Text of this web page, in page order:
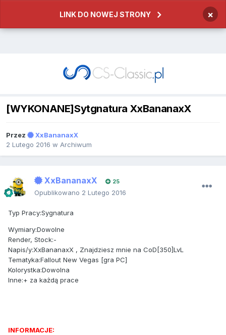
LINK DO NOWEJ STRONY ×
[WYKONANE]Sytgnatura XxBananaxX
Przez
XxBananaxX
2 Lutego 2016 w Archiwum
XxBananaxX 25
Opublikowano 2 Lutego 2016
Typ Pracy:Sygnatura
Wymiary:Dowolne
Render, Stock:-
Napis/y:XxBananaxX , Znajdziesz mnie na CoD[350]LvL
Tematyka:Fallout New Vegas [gra PC]
Kolorystka:Dowolna
Inne:+ za każdą prace
INFORMACJE: